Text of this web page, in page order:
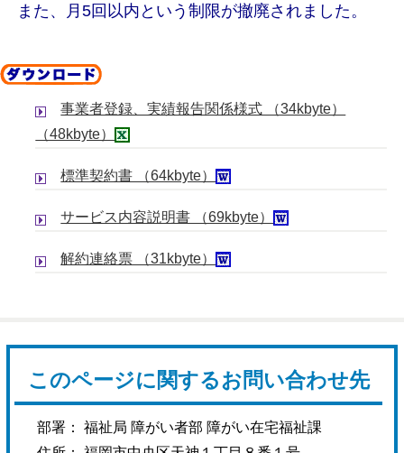
また、月5回以内という制限が撤廃されました。
事業者登録、実績報告関係様式 （34kbyte）
（48kbyte）
標準契約書 （64kbyte）
サービス内容説明書 （69kbyte）
解約連絡票 （31kbyte）
このページに関するお問い合わせ先
部署： 福祉局 障がい者部 障がい在宅福祉課